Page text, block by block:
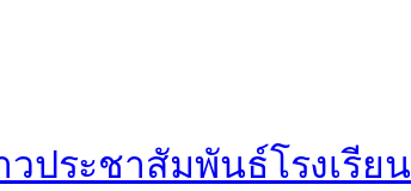
ประชาสัมพันธ์โรงเรียน